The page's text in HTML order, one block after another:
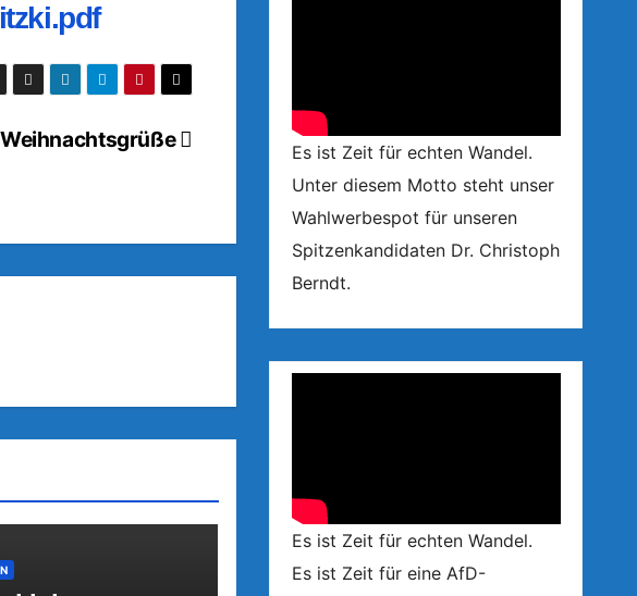
Weihnachtsgrüße
Es ist Zeit für echten Wandel.
Unter diesem Motto steht unser
Wahlwerbespot für unseren
Spitzenkandidaten Dr. Christoph
Berndt.
Es ist Zeit für echten Wandel.
Es ist Zeit für eine AfD-